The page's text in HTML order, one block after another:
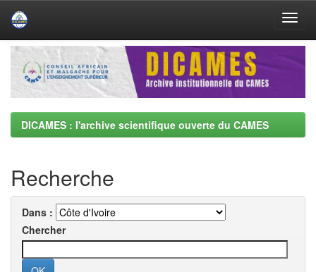
Skip
navigation
DICAMES : l'archive scientifique ouverte du CAMES
Recherche
Dans :
Chercher